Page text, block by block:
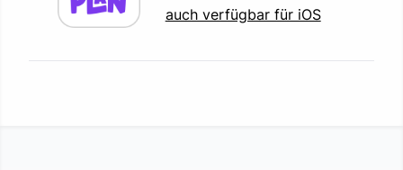
auch verfügbar für iOS